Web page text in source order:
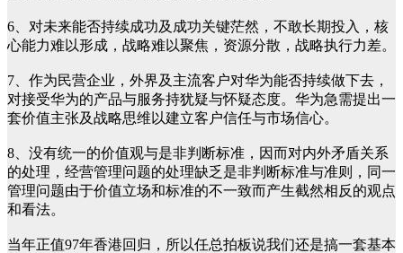
6、对未来能否持续成功及成功关键茫然，不敢长期投入，核
心能力难以形成，战略难以聚焦，资源分散，战略执行力差。
7、作为民营企业，外界及主流客户对华为能否持续做下去，
对接受华为的产品与服务持犹疑与怀疑态度。华为急需提出一
套价值主张及战略思维以建立客户信任与市场信心。
8、没有统一的价值观与是非判断标准，因而对内外矛盾关系
的处理，经营管理问题的处理缺乏是非判断标准与准则，同一
管理问题由于价值立场和标准的不一致而产生截然相反的观点
和看法。
当年正值97年香港回归，所以任总拍板说我们还是搞一套基本